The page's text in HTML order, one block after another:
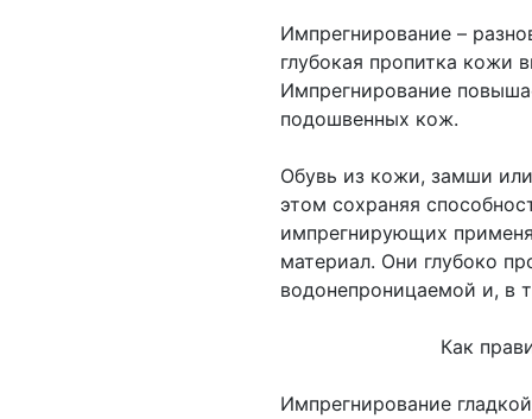
Импрегнирование –
глубокая пропитка кожи
Импрегнирование
подошвенных кож.
Обувь из кожи, замши
этом сохраняя
импрегнирующих
материал. Они глубоко
водонепроницаемой и, в
Как правильно
Импрегнирование